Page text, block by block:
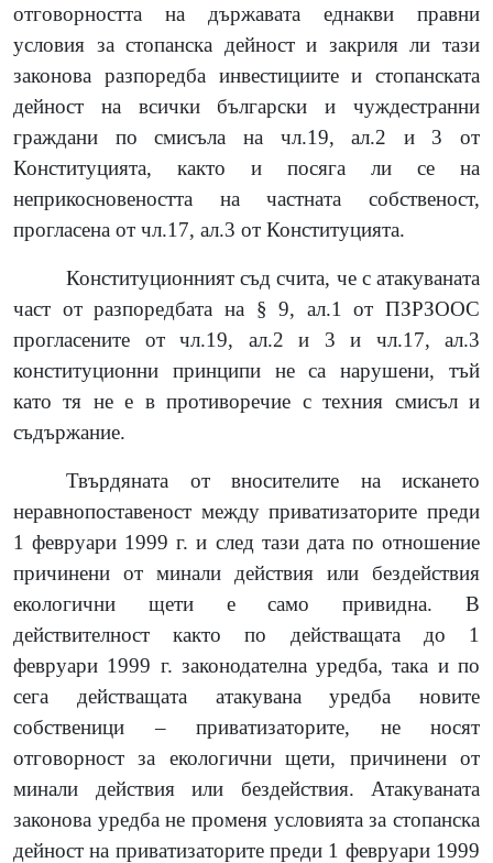
отговорността на държавата еднакви правни
условия за стопанска дейност и закриля ли тази
законова разпоредба инвестициите и стопанската
дейност на всички български и чуждестранни
граждани по смисъла на чл.19, ал.2 и 3 от
Конституцията, както и посяга ли се на
неприкосновеността на частната собственост,
прогласена от чл.17, ал.3 от Конституцията.
Конституционният съд счита, че с атакуваната
част от разпоредбата на § 9, ал.1 от ПЗРЗООС
прогласените от чл.19, ал.2 и 3 и чл.17, ал.3
конституционни принципи не са нарушени, тъй
като тя не е в противоречие с техния смисъл и
съдържание.
Твърдяната от вносителите на искането
неравнопоставеност между приватизаторите преди
1 февруари 1999 г. и след тази дата по отношение
причинени от минали действия или бездействия
екологични щети е само привидна. В
действителност както по действащата до 1
февруари 1999 г. законодателна уредба, така и по
сега действащата атакувана уредба новите
собственици – приватизаторите, не носят
отговорност за екологични щети, причинени от
минали действия или бездействия. Атакуваната
законова уредба не променя условията за стопанска
дейност на приватизаторите преди 1 февруари 1999